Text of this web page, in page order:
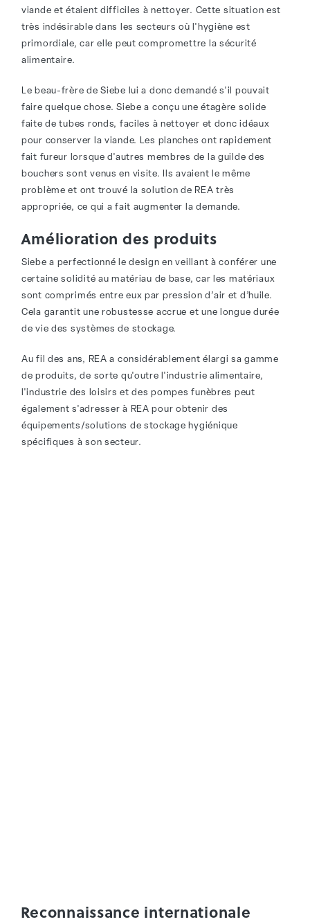
viande et étaient difficiles à nettoyer. Cette situation est
très indésirable dans les secteurs où l'hygiène est
primordiale, car elle peut compromettre la sécurité
alimentaire.
Le beau-frère de Siebe lui a donc demandé s'il pouvait
faire quelque chose. Siebe a conçu une étagère solide
faite de tubes ronds, faciles à nettoyer et donc idéaux
pour conserver la viande. Les planches ont rapidement
fait fureur lorsque d'autres membres de la guilde des
bouchers sont venus en visite. Ils avaient le même
problème et ont trouvé la solution de REA très
appropriée, ce qui a fait augmenter la demande.
Amélioration des produits
Siebe a perfectionné le design en veillant à conférer une
certaine solidité au matériau de base, car les matériaux
sont comprimés entre eux par pression d’air et d’huile.
Cela garantit une robustesse accrue et une longue durée
de vie des systèmes de stockage.
Au fil des ans, REA a considérablement élargi sa gamme
de produits, de sorte qu'outre l'industrie alimentaire,
l'industrie des loisirs et des pompes funèbres peut
également s'adresser à REA pour obtenir des
équipements/solutions de stockage hygiénique
spécifiques à son secteur.
Reconnaissance internationale